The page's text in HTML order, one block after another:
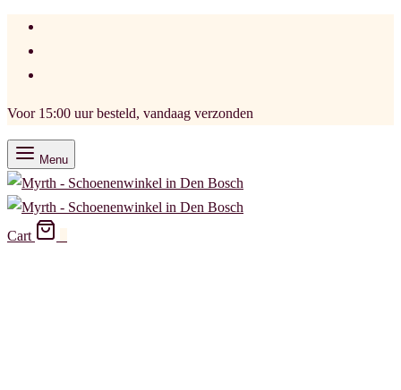
Voor 15:00 uur besteld, vandaag verzonden
Menu
Cart